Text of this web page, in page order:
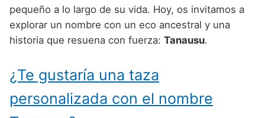
Nombres de niño que empiezan por G
Nombres de niño que empiezan por H
Nombres de niño que empiezan por I
Nombres de niño que empiezan por J
Nombres de niño que empiezan por K
Nombres de Niño Canarios
Nombres de Niño Cantabros
Nombres de Niño Catalanes
Nombres de Niño Extremeños
Nombres de Niño Griegos
Nombres de Niño Mitologicos
Nombres de Niño Vikingos
Nombres de Niño Arabes
Nombres de Niño Chinos
Nombres de Niño Hispanoamericanos
Nombres de Niño Ingleses
pequeño a lo largo de su vida. Hoy, os invitamos a
explorar un nombre con un eco ancestral y una
historia que resuena con fuerza: Tanausu.
¿Te gustaría una taza
personalizada con el nombre